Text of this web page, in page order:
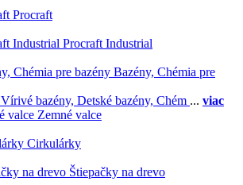
Procraft
Procraft Industrial
Bazény, Chémia pre
Vírivé bazény, Detské bazény, Chém ... viac
Zemné valce
Cirkulárky
Štiepačky na drevo